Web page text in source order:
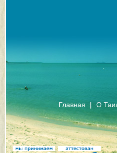
Главная | О